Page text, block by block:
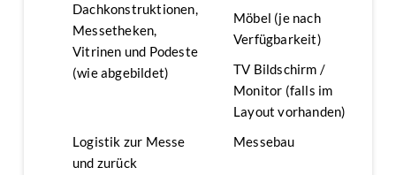
Dachkonstruktionen,
Messetheken,
Vitrinen und Podeste
(wie abgebildet)
Möbel (je nach
Verfügbarkeit)
TV Bildschirm /
Monitor (falls im
Layout vorhanden)
Logistik zur Messe
und zurück
Messebau